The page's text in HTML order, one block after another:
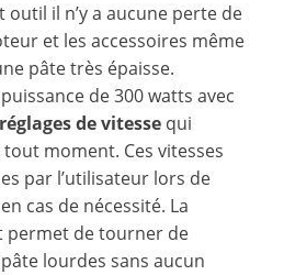
outil il n’y a aucune perte de
et les accessoires même
pâte très épaisse.
de 300 watts avec
de vitesse qui
moment. Ces vitesses
par l’utilisateur lors de
cas de nécessité. La
permet de tourner de
lourdes sans aucun